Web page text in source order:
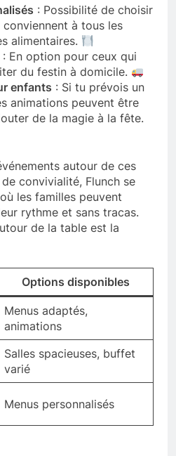
: Possibilité de choisir
à tous les
alimentaires.
: En option pour ceux qui
du festin à domicile.
enfants : Si tu prévois un
animations peuvent être
de la magie à la fête.
autour de ces
convivialité, Flunch se
les familles peuvent
rythme et sans tracas.
de la table est la
Options disponibles
Menus adaptés,
animations
Salles spacieuses, buffet
varié
Menus personnalisés